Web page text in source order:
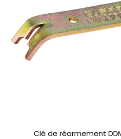
Clé de réarmement